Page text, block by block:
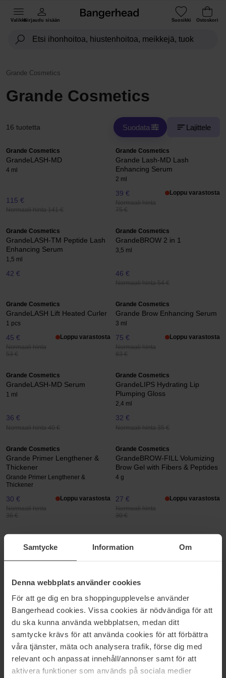
Samtycke Information Om
Denna webbplats använder cookies
För att ge dig en bra shoppingupplevelse använder
Bangerhead cookies. Vissa cookies är nödvändiga för att
du ska kunna använda webbplatsen, medan ditt
samtycke krävs för att använda cookies för att förbättra
våra tjänster, mäta och analysera trafik, förse dig med
relevant och anpassat innehåll/annonser samt för att
aktivera funktioner som används på sociala medier
ValikkoKirjaudu sisään Suosikki Ostoskori
Grande Cosmetics
Grande Cosmetics
16 tuotetta Suodata Lajittele
Grande Cosmetics
GrandeLASH-MD
4 ml
115 €
Normaali hinta 141 €
Grande Cosmetics
Grande Lash-MD Lash
Enhancing Serum
2 ml
39 €
Normaali hinta
75 €
Loppu varastosta
Grande Cosmetics
GrandeLASH-TM Peptide Lash
Enhancing Serum
1,5 ml
42 €
Grande Cosmetics
GrandeBROW 2 in 1
3,5 ml
46 €
Normaali hinta 54 €
Grande Cosmetics
GrandeLASH Lift Heated Curler
1 pcs
45 €
Normaali hinta
53 €
Loppu varastosta
Grande Cosmetics
Grande Brow Enhancing Serum
3 ml
75 €
Normaali hinta
83 €
Loppu varastosta
Grande Cosmetics
GrandeLASH-MD Serum
1 ml
36 €
Normaali hinta 40 €
Grande Cosmetics
GrandeLIPS Hydrating Lip
Plumping Gloss
2,4 ml
32 €
Normaali hinta 35 €
Grande Cosmetics
Grande Primer Lengthener &
Thickener
Grande Primer Lengthener &
Thickener
30 €
Normaali hinta
36 €
Loppu varastosta
Grande Cosmetics
GrandeBROW-FILL Volumizing
Brow Gel with Fibers & Peptides
4 g
27 €
Normaali hinta
30 €
Loppu varastosta
Grande Cosmetics
GrandeMASCARA Conditioning
30 €
Normaali hinta 36 €
Grande Cosmetics
GrandeWRAP Tubing Mascara
34 €
Grande Cosmetics
Grande Mascara Drama Intense
Grande Mascara Drama Intense
Thickening Mascara With Castor
30 €
Grande Cosmetics
Grande Mascara Lash Boosting
Mascara
Grande Mascara Lash Boosting
Mascara
30 €
Normaali hinta
Loppu varastosta